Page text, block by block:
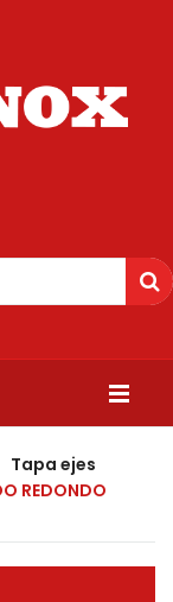
Tapa ejes
REDONDO